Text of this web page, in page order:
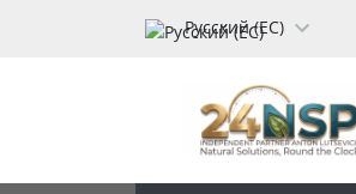
Русский (ЕС)